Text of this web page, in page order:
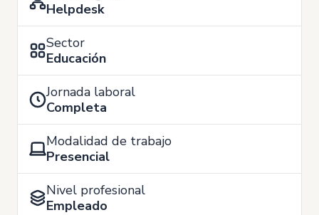
Helpdesk
Sector
Educación
Jornada laboral
Completa
Modalidad de trabajo
Presencial
Nivel profesional
Empleado